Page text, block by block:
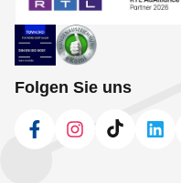
Folgen Sie uns